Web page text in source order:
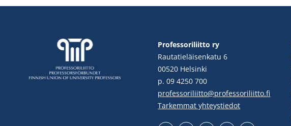
Professoriliitto ry
Rautatieläisenkatu 6
00520 Helsinki
p. 09 4250 700
professoriliitto@professoriliitto.fi
Tarkemmat yhteystiedot